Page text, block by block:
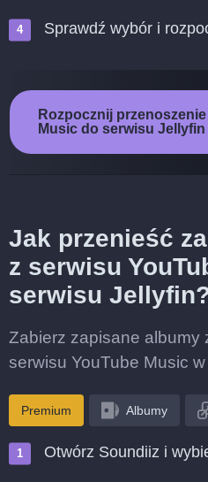
Sprawdź wybór i
Rozpocznij
Music do serwisu Jellyfin
Jak przenieść
z serwisu
serwisu
Zabierz zapisane albumy
serwisu YouTube Music
Premium Albumy
Otwórz Soundiiz i